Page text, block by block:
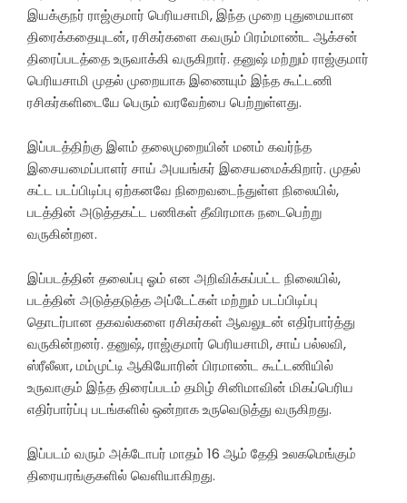
இயக்குநர் ராஜ்குமார் பெரியசாமி, இந்த முறை புதுமையான
திரைக்கதையுடன், ரசிகர்களை கவரும் பிரம்மாண்ட ஆக்சன்
திரைப்படத்தை உருவாக்கி வருகிறார். தனுஷ் மற்றும் ராஜ்குமார்
பெரியசாமி முதல் முறையாக இணையும் இந்த கூட்டணி
ரசிகர்களிடையே பெரும் வரவேற்பை பெற்றுள்ளது.
இப்படத்திற்கு இளம் தலைமுறையின் மனம் கவர்ந்த
இசையமைப்பாளர் சாய் அபயங்கர் இசையமைக்கிறார். முதல்
கட்ட படப்பிடிப்பு ஏற்கனவே நிறைவடைந்துள்ள நிலையில்,
படத்தின் அடுத்தகட்ட பணிகள் தீவிரமாக நடைபெற்று
வருகின்றன.
இப்படத்தின் தலைப்பு ஓம் என அறிவிக்கப்பட்ட நிலையில்,
படத்தின் அடுத்தடுத்த அப்டேட்கள் மற்றும் படப்பிடிப்பு
தொடர்பான தகவல்களை ரசிகர்கள் ஆவலுடன் எதிர்பார்த்து
வருகின்றனர். தனுஷ், ராஜ்குமார் பெரியசாமி, சாய் பல்லவி,
ஸ்ரீலீலா, மம்முட்டி ஆகியோரின் பிரமாண்ட கூட்டணியில்
உருவாகும் இந்த திரைப்படம் தமிழ் சினிமாவின் மிகப்பெரிய
எதிர்பார்ப்பு படங்களில் ஒன்றாக உருவெடுத்து வருகிறது.
இப்படம் வரும் அக்டோபர் மாதம் 16 ஆம் தேதி உலகமெங்கும்
திரையரங்குகளில் வெளியாகிறது.